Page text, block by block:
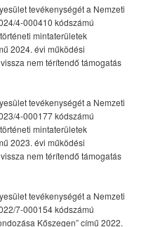
tevékenységét a Nemzeti
4-000410 kódszámú
mintaterületek
2024. évi működési
nem térítendő támogatás
tevékenységét a Nemzeti
4-000177 kódszámú
mintaterületek
2023. évi működési
nem térítendő támogatás
tevékenységét a Nemzeti
7-000154 kódszámú
Kőszegen” című 2022.